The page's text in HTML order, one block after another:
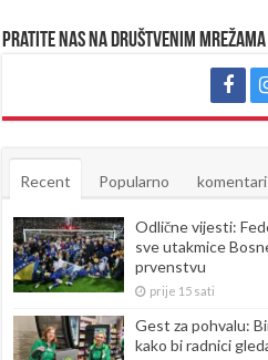
Pratite nas na društvenim mrežama
Recent Popularno komentari
Odlične vijesti:
sve utakmice
prvenstvu
prije 15 sati
Gest za pohvalu:
kako bi radnici